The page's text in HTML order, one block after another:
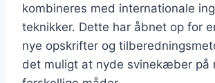
kombineres med internationale
teknikker. Dette har åbnet op for
nye opskrifter og
det muligt at nyde svinekæber på